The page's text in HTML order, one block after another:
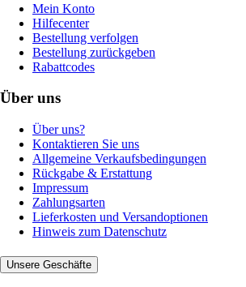
Mein Konto
Hilfecenter
Bestellung verfolgen
Bestellung zurückgeben
Rabattcodes
Über uns
Über uns?
Kontaktieren Sie uns
Allgemeine Verkaufsbedingungen
Rückgabe & Erstattung
Impressum
Zahlungsarten
Lieferkosten und Versandoptionen
Hinweis zum Datenschutz
Unsere Geschäfte